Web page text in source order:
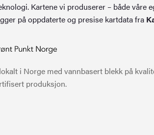
Kartene vi produserer – både våre
på oppdaterte og presise kartdata fra
i Norge med vannbasert blekk på
produksjon.